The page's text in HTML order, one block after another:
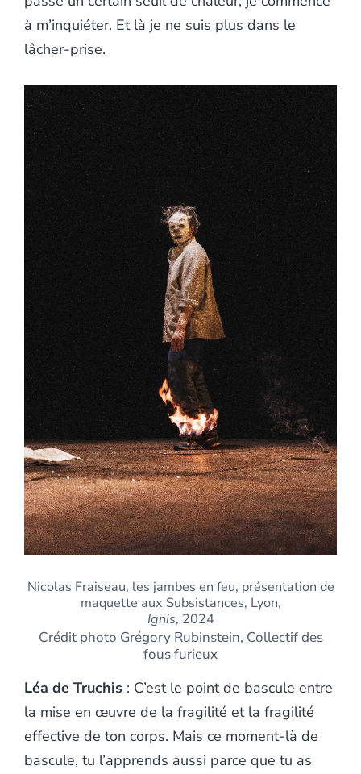
à m’inquiéter. Et là je ne suis plus dans le
lâcher-prise.
Nicolas Fraiseau, les jambes en feu, présentation de
maquette aux Subsistances, Lyon,
Ignis, 2024
Crédit photo Grégory Rubinstein, Collectif des
fous furieux
Léa de Truchis : C’est le point de bascule entre
la mise en œuvre de la fragilité et la fragilité
effective de ton corps. Mais ce moment-là de
bascule, tu l’apprends aussi parce que tu as